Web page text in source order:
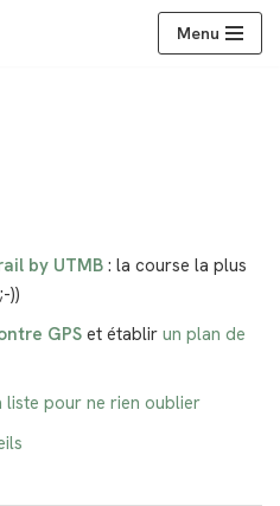
Menu
by UTMB : la course la plus
))
GPSet établir un plan de
liste pour ne rien oublier